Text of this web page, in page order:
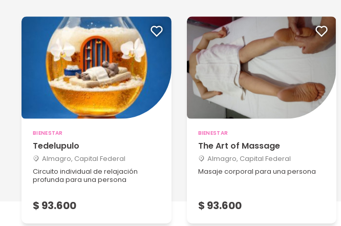
BIENESTAR
Tedelupulo
Almagro, Capital Federal
Circuito individual de relajación
profunda para una persona
$ 93.600
BIENESTAR
The Art of Massage
Almagro, Capital Federal
Masaje corporal para una persona
$ 93.600